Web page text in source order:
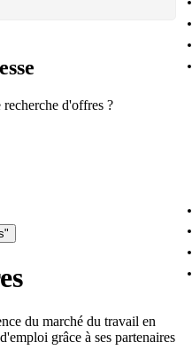
d'offres ?
du marché du travail en
grâce à ses partenaires